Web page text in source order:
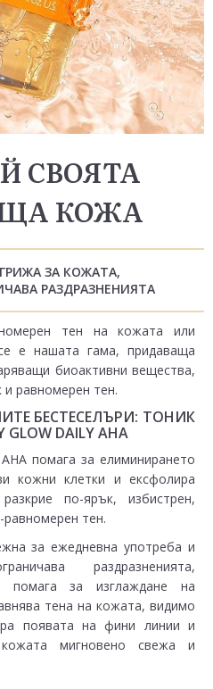
СВОЯТА
КОЖА
ЗА КОЖАТА,
РАЗДРАЗНЕНИЯТА
тен на кожата или
е нашата гама, придаваща
биоактивни вещества,
и равномерен тен.​
БЕСТЕСЕЛЪРИ: ТОНИК
GLOW DAILY AHA
помага за елиминирането
кожни клетки и ексфолира
по-ярък, избистрен,
тен.
за ежедневна употреба и
раздразненията,
помага за изглаждане на
тена на кожата, видимо
появата на фини линии и
кожата мигновено свежа и